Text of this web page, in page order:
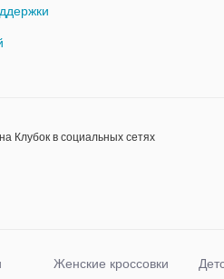
Клубок в социальных сетях
Женские кроссовки